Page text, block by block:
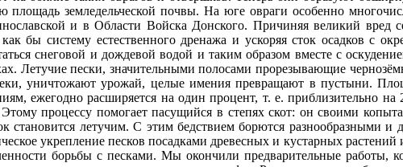
площадь земледельческой почвы. На юге овраги особенно
и в Области Войска Донского. Причиняя великий вред
как бы систему естественного дренажа и ускоряя сток осадков
снеговой и дождевой водой и таким образом вместе с
Летучие пески, значительными полосами прорезывающие
уничтожают урожай, целые имения превращают в пустыни.
ежегодно расширяется на один процент, т. е. приблизительно на
процессу помогает пасущийся в степях скот: он своими
становится летучим. С этим бедствием борются разнообразными
укрепление песков посадками древесных и кустарных
борьбы с песками. Мы окончили предварительные работы,